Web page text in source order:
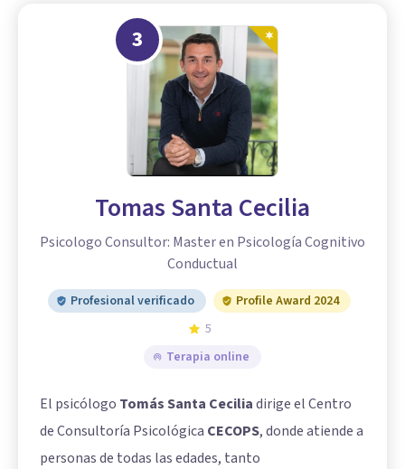
3
Tomas Santa Cecilia
Psicologo Consultor: Master en Psicología Cognitivo
Conductual
Profesional verificado
Profile Award 2024
5
Terapia online
El psicólogo Tomás Santa Ceciliadirige el Centro
de Consultoría Psicológica CECOPS, donde atiende a
personas de todas las edades, tanto